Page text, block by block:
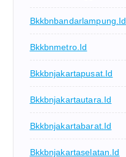
Bkkbnbandarlampung.id
Bkkbnmetro.id
Bkkbnjakartapusat.id
Bkkbnjakartautara.id
Bkkbnjakartabarat.id
Bkkbnjakartaselatan.id